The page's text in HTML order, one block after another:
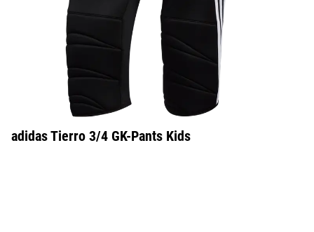
adidas Tierro 3/4 GK-Pants Kids